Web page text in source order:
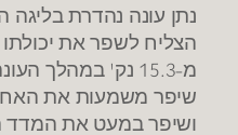
נתן עונה נהדרת בליגה
הצליח לשפר את